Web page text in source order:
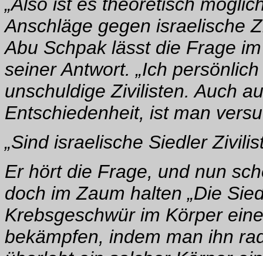
Anschläge gegen israelische
Abu Schpak lässt die Frage
seiner Antwort. „Ich
unschuldige Zivilisten. Auch
Entschiedenheit, ist man
„Sind israelische Siedler
Er hört die Frage, und nun
doch im Zaum halten „Die
Krebsgeschwür im Körper
bekämpfen, indem man ihn